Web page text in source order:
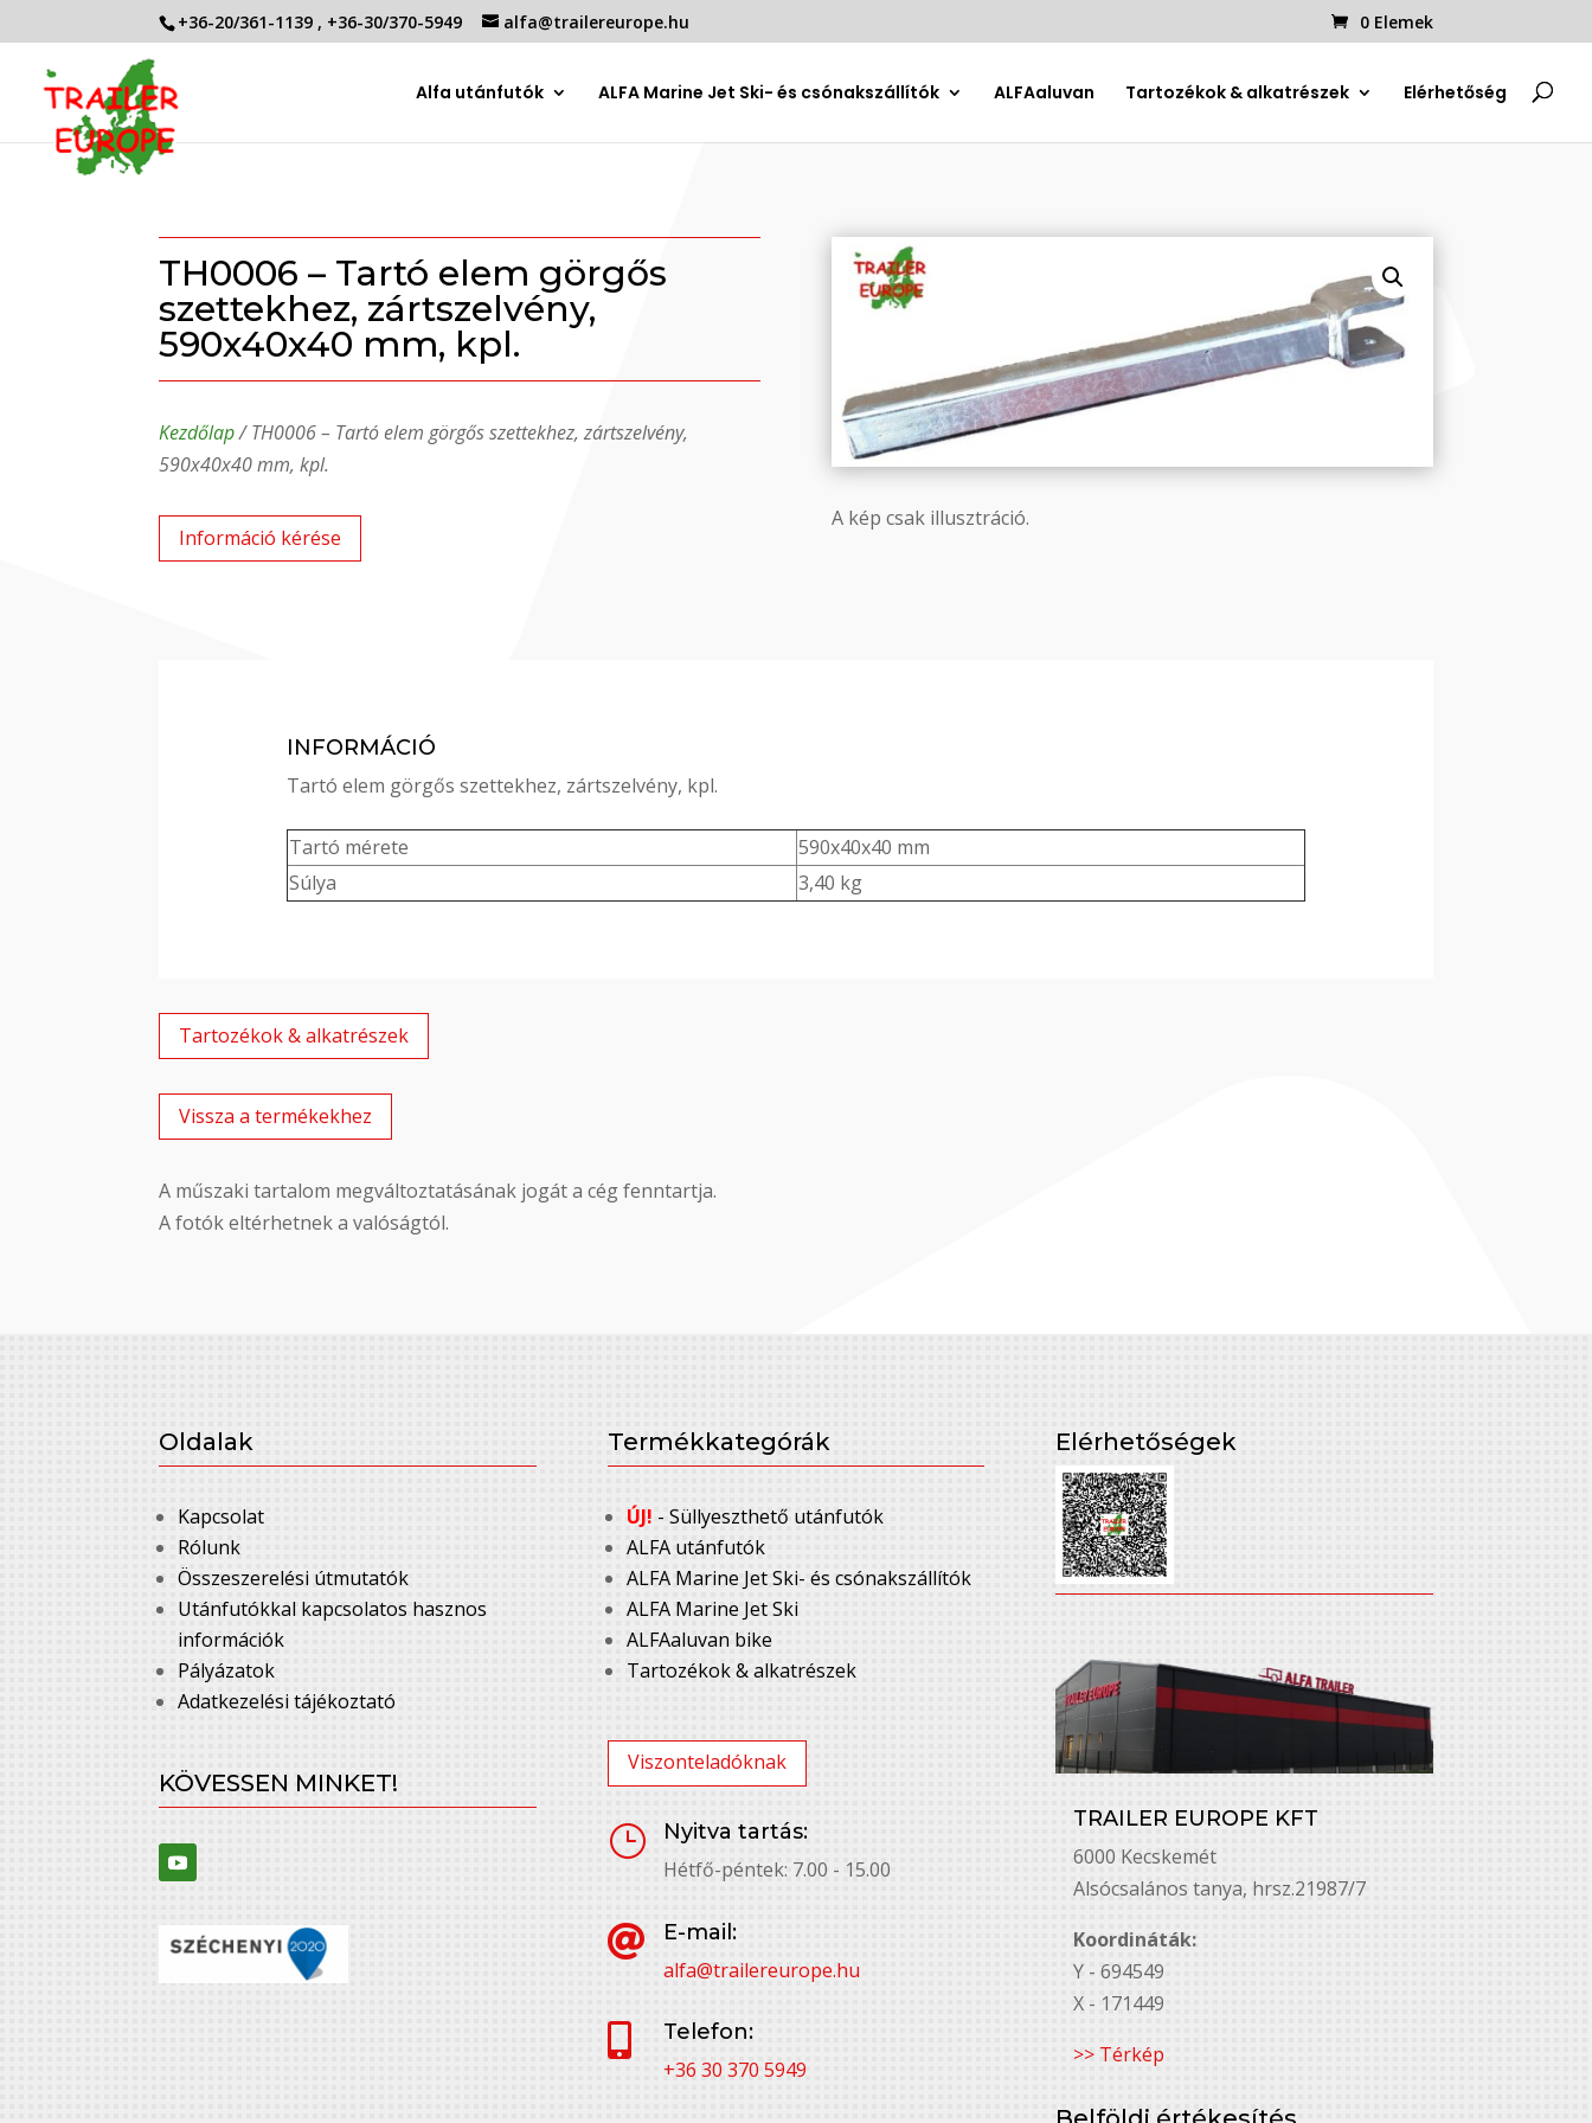
+36-20/361-1139 , +36-30/370-5949 alfa@trailereurope.hu 0 Elemek
Alfa utánfutók ALFA Marine Jet Ski- és csónakszállítók ALFAaluvan Tartozékok & alkatrészek Elérhetőség
TH0006 – Tartó elem görgős
szettekhez, zártszelvény,
590x40x40 mm, kpl.
Kezdőlap/ TH0006 – Tartó elem görgős szettekhez, zártszelvény,
590x40x40 mm, kpl.
Információ kérése
A kép csak illusztráció.
INFORMÁCIÓ
Tartó elem görgős szettekhez, zártszelvény, kpl.
Tartó mérete
590x40x40 mm
Súlya
3,40 kg
Tartozékok & alkatrészek
Vissza a termékekhez
A műszaki tartalom megváltoztatásának jogát a cég fenntartja.
A fotók eltérhetnek a valóságtól.
Oldalak
Kapcsolat
Rólunk
Összeszerelési útmutatók
Utánfutókkal kapcsolatos hasznos
információk
Pályázatok
Adatkezelési tájékoztató
KÖVESSEN MINKET!
Termékkategórák
ÚJ! - Süllyeszthető utánfutók
ALFA utánfutók
ALFA Marine Jet Ski- és csónakszállítók
ALFA Marine Jet Ski
ALFAaluvan bike
Tartozékok & alkatrészek
Viszonteladóknak
}
Nyitva tartás:
Hétfő-péntek: 7.00 - 15.00

E-mail:
alfa@trailereurope.hu

Telefon:
+36 30 370 5949
Elérhetőségek
TRAILER EUROPE KFT
6000 Kecskemét
Alsó￳csalános tanya, hrsz.21987/7
Koordináták:
Y - 694549
X - 171449
>> Térkép